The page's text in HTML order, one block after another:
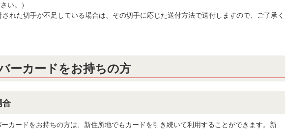
い。）
された切手が不足している場合は、その切手に応じた送付方法で送付しますので、ご了承く
ーカードをお持ちの方
合
カードをお持ちの方は、新住所地でもカードを引き続いて利用することができます。新